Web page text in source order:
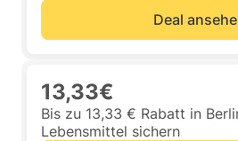
Deal
13,33€
Bis zu 13,33 € Rabatt in
Lebensmittel sichern